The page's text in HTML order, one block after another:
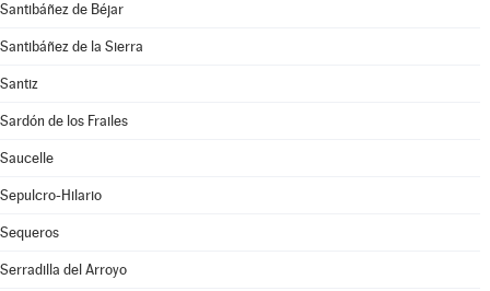
Santibáñez de Béjar
Santibáñez de la Sierra
Santiz
Sardón de los Frailes
Saucelle
Sepulcro-Hilario
Sequeros
Serradilla del Arroyo